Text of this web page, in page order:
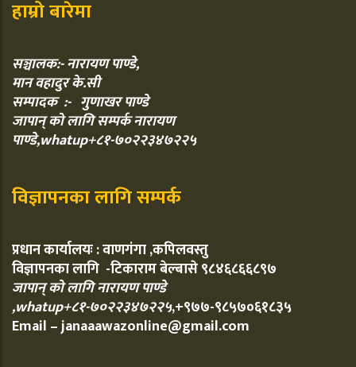
हाम्रो बारेमा
सञ्चालक:- नारायण पाण्डे,
मान वहादुर के.सी
सम्पादक :- गुणाखर पाण्डे
जापान् को लागि सम्पर्क नारायण
पाण्डे,whatup+८१-७०२२३४७२२५
विज्ञापनका लागि सम्पर्क
प्रधान कार्यालयः : वाणगंगा ,कपिलवस्तु
विज्ञापनका लागि -टिकाराम बेल्बासे ९८४६८६६८९७
जापान् को लागि नारायण पाण्डे
,whatup+८१-७०२२३४७२२५,+९७७-९८५७०६१८३५
Email – janaaawazonline@gmail.com